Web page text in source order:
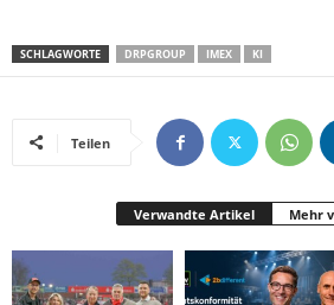
SCHLAGWORTE DRPGROUP IMEX KI
Teilen
Verwandte Artikel Mehr